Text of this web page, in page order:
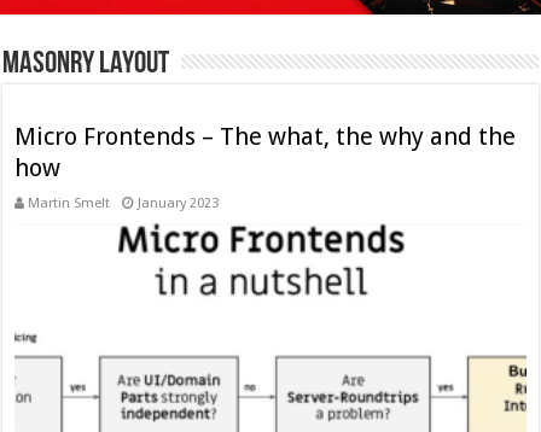
Masonry Layout
Micro Frontends – The what, the why and the
how
Martin Smelt January 2023